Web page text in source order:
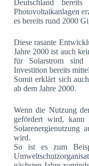
Deutschland
Photovoltaikanlagen
es bereits rund 2000
Diese rasante
Jahre 2000 ist auch
für Solarstrom sind
Investition bereits
Somit erklärt sich
ab dem Jahre 2000.
Wenn die Nutzung
gefördert wird, kann
Solarenergienutzung
wird.
So ist es zum